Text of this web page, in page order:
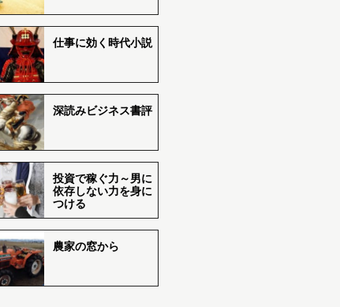
仕事に効く時代小説
深読みビジネス書評
投資で稼ぐ力～男に
依存しない力を身に
つける
農家の窓から